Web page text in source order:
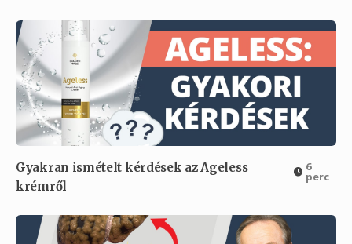
Gyakran ismételt kérdések az Ageless
krémről
6
perc